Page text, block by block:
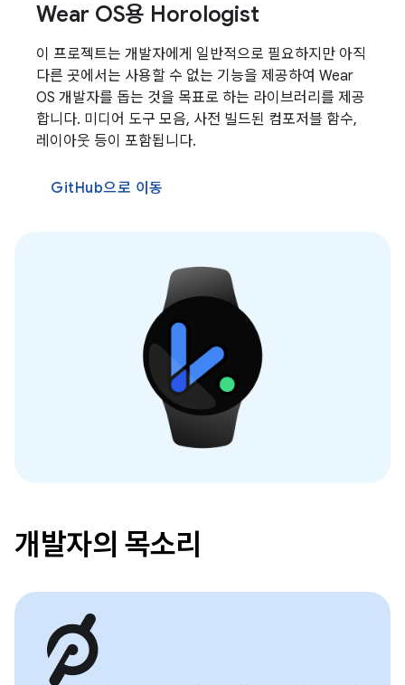
Wear OS용 Horologist
이 프로젝트는 개발자에게 일반적으로 필요하지만 아직
다른 곳에서는 사용할 수 없는 기능을 제공하여 Wear
OS 개발자를 돕는 것을 목표로 하는 라이브러리를 제공
합니다. 미디어 도구 모음, 사전 빌드된 컴포저블 함수,
레이아웃 등이 포함됩니다.
GitHub으로 이동
개발자의 목소리